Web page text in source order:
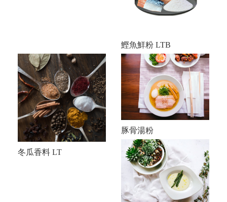
鰹魚鮮粉 LTB
冬瓜香料 LT
豚骨湯粉